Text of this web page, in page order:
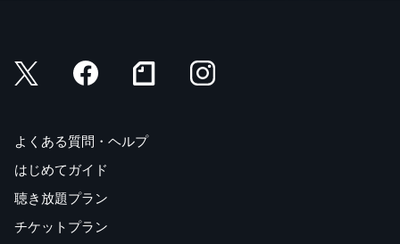
よくある質問・ヘルプ
はじめてガイド
聴き放題プラン
チケットプラン